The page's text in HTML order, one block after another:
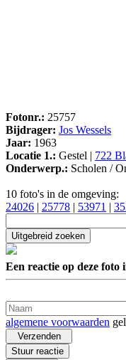
Fotonr.: 25757
Bijdrager: Jos Wessels
Jaar: 1963
Locatie 1.: Gestel | 722
Onderwerp.: Scholen /
10 foto's in de omgeving:
24026
25778 53971
Een reactie op deze foto
algemene voorwaarden